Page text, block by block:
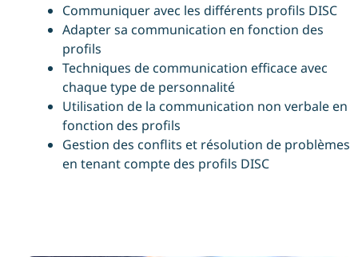
Communiquer avec les différents profils DISC
Adapter sa communication en fonction des
profils
Techniques de communication efficace avec
chaque type de personnalité
Utilisation de la communication non verbale en
fonction des profils
Gestion des conflits et résolution de problèmes
en tenant compte des profils DISC